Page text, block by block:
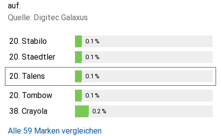
auf.
Quelle: Digitec Galaxus
20. Stabilo
%
0.1 %
20. Staedtler
0.1%
0.1 %
20. Talens
0.1%
0.1 %
20. Tombow
%
0.1 %
38. Crayola 0.2 %
Alle 59 Marken vergleichen